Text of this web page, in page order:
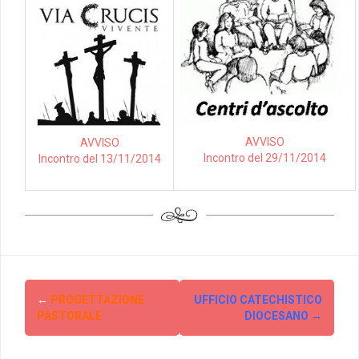
AVVISO
Incontro del 13/11/2014
AVVISO
Incontro del 29/11/2014
Post
navigation
← PROGETTAZIONE
PASTORALE
UFFICIO CATECHISTICO
DIOCESANO →